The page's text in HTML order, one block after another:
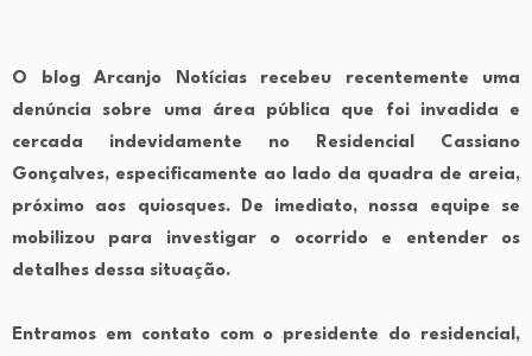
O blog Arcanjo Notícias recebeu recentemente uma
denúncia sobre uma área pública que foi invadida e
cercada indevidamente no Residencial Cassiano
Gonçalves, especificamente ao lado da quadra de areia,
próximo aos quiosques. De imediato, nossa equipe se
mobilizou para investigar o ocorrido e entender os
detalhes dessa situação.
Entramos em contato com o presidente do residencial,